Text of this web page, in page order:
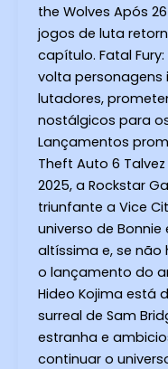
the Wolves Após
jogos de luta
capítulo. Fatal
volta personagens
lutadores,
nostálgicos para
Lançamentos
Theft Auto 6
2025, a Rockstar
triunfante a Vice
universo de Bonnie
altíssima e, se não
o lançamento do
Hideo Kojima está
surreal de Sam
estranha e
continuar o